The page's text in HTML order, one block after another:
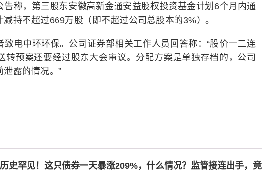
称，第三股东安徽高新金通安益股权投资基金计划6个月内通
持不超过669万股（即不超过公司总股本的3%）。
致电中环环保。公司证券部相关工作人员回答称：“股价十二连
转预案还要经过股东大会审议。分配方案是单独存档的，公司
露的情况。”
历史罕见！这只债券一天暴涨209%，什么情况？监管接连出手，竟